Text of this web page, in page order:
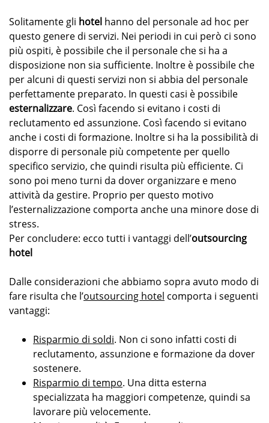
Solitamente gli hotel hanno del personale ad hoc per
questo genere di servizi. Nei periodi in cui però ci sono
più ospiti, è possibile che il personale che si ha a
disposizione non sia sufficiente. Inoltre è possibile che
per alcuni di questi servizi non si abbia del personale
perfettamente preparato. In questi casi è possibile
esternalizzare. Così facendo si evitano i costi di
reclutamento ed assunzione. Così facendo si evitano
anche i costi di formazione. Inoltre si ha la possibilità di
disporre di personale più competente per quello
specifico servizio, che quindi risulta più efficiente. Ci
sono poi meno turni da dover organizzare e meno
attività da gestire. Proprio per questo motivo
l’esternalizzazione comporta anche una minore dose di
stress.
Per concludere: ecco tutti i vantaggi dell’outsourcing
hotel
Dalle considerazioni che abbiamo sopra avuto modo di
fare risulta che l’outsourcing hotel comporta i seguenti
vantaggi:
Risparmio di soldi. Non ci sono infatti costi di
reclutamento, assunzione e formazione da dover
sostenere.
Risparmio di tempo. Una ditta esterna
specializzata ha maggiori competenze, quindi sa
lavorare più velocemente.